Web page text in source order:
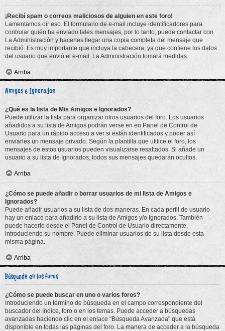
¡Recibí spam o correos maliciosos de alguien en este foro!
Lamentamos oír eso. El formulario de e-mail incluye identificadores para
controlar quién ha enviado tales mensajes, por lo tanto, puede contactar con
La Administración y hacerles llegar una copia completa del mensaje que
recibió. Es muy importante que incluya la cabecera, ya que contiene los datos
del usuario que envió el e-mail. La Administración tomará medidas.
Arriba
Amigos e Ignorados
¿Qué es la lista de Mis Amigos e Ignorados?
Puede utilizar la lista para organizar otros usuarios del foro. Los usuarios
añadidos a su lista de Amigos podrán verse en en Panel de Control de
Usuario para un rápido acceso a ver si están identificados y poder así
enviarles un mensaje privado. Según la plantilla que utilice el foro, los
mensajes de estos usuarios pueden visualizarse resaltados. Si añade un
usuario a su lista de Ignorados, todos sus mensajes quedarán ocultos.
Arriba
¿Cómo se puede añadir o borrar usuarios de mi lista de Amigos e
Ignorados?
Puede añadir usuarios a su lista de dos maneras. En cada perfil de usuario
hay un enlace para añadirlo a su lista de Amigos y/o Ignorados. También
puede hacerlo desde el Panel de Control de Usuario directamente,
introduciendo su nombre. Puede eliminar usuarios de su lista desde esta
misma página.
Arriba
Búsqueda en los foros
¿Cómo se puede buscar en uno o varios foros?
Introduciendo un término de búsqueda en el campo correspondiente del
buscador del índice, foro o en los temas. Puede acceder a búsquedas
avanzadas haciendo clic en el enlace "Búsqueda Avanzada" que está
disponible en todas las páginas del foro. La manera de acceder a la búsqueda